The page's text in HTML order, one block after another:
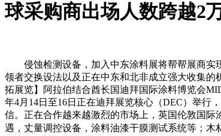
球采购商出场人数跨越2
侵蚀检测设备，加入中东涂料展将帮帮展商实
领者交换设法以及正在中东和北非成立强大收集
拓展览】阿拉伯结合酋长国迪拜国际涂料博览会
年4月14日至16日正在迪拜展览核心（DEC）举行
信。正在合作越来越激烈的市场上，英国伦敦国际
遇，丈量调控设备，涂料油漆干膜测试系统等；木